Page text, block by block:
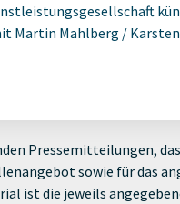
Martin Mahlberg / Karsten
Pressemitteilungen,
sowie für das
ist die jeweils